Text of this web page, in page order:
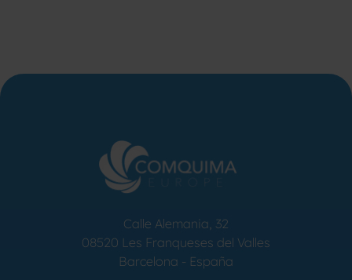
Calle Alemania, 32
08520 Les Franqueses del Valles
Barcelona - España